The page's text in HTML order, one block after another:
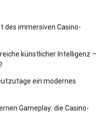
des immersiven Casino-
künstlicher Intelligenz –
ein modernes
Gameplay: die Casino-